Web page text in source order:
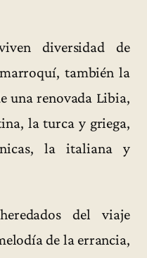
diversidad de
también la
una renovada Libia,
la turca y griega,
la italiana y
del viaje
de la errancia,